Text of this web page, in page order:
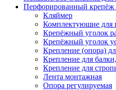
Перфорированный крепёж
Кляймер
Комплектуюшие для
Крепёжный уголок
Крепёжный уголок
Крепление (опора)
Крепление для
Крепление для
Лента монтажная
Опора регулируемая